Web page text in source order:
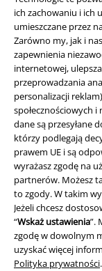
ich zachowaniu i ich
umieszczane przez
Zarówno my, jak i
zapewnienia
internetowej,
przeprowadzania
personalizacji
społecznościowych
dane są przesyłane
którzy podlegają
prawem UE i są
wyrażasz zgodę na
partnerów. Możesz
to zgody. W takim
Jeżeli chcesz
“Wskaż ustawienia”.
zgodę w dowolnym
uzyskać więcej
Polityka prywatności.
%
59.42 zł
Runes etNox